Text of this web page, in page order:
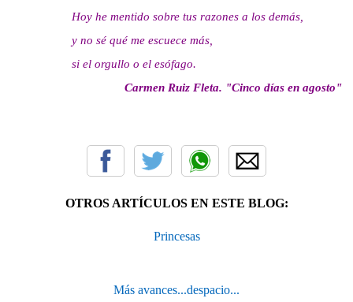
Hoy he mentido sobre tus razones a los demás,
y no sé qué me escuece más,
si el orgullo o el esófago.
Carmen Ruiz Fleta. "Cinco días en agosto"
OTROS ARTÍCULOS EN ESTE BLOG:
Princesas
Más avances...despacio...